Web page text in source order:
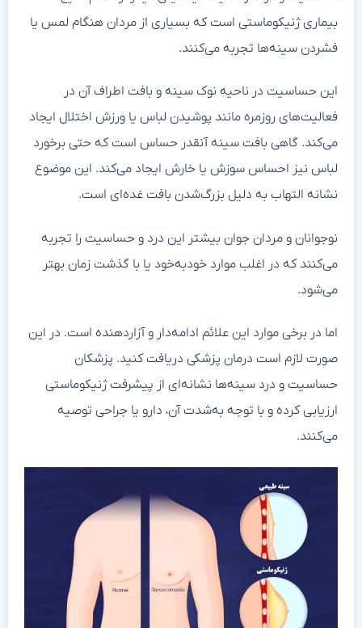
بیماری ژنیکوماستی است که بسیاری از مردان هنگام لمس یا
فشردن سینه‌ها تجربه می‌کنند.
این حساسیت در ناحیه نوک سینه و بافت اطراف آن در
فعالیت‌های روزمره مانند پوشیدن لباس یا ورزش اختلال ایجاد
می‌کند. گاهی بافت سینه آنقدر حساس است که حتی برخورد
لباس نیز احساس سوزش یا خارش ایجاد می‌کند. این موضوع
نشانه‌ التهاب به دلیل بزرگ‌شدن بافت غده‌ای است.
نوجوانان و مردان جوان بیشتر این درد و حساسیت را تجربه
می‌کنند که در اغلب موارد خودبه‌خود یا با گذشت زمان بهتر
می‌شود.
اما در برخی موارد این علائم ادامه‌دار و آزاردهنده است. در این
صورت لازم است درمان پزشکی دریافت کنید. پزشکان
حساسیت و درد سینه‌ها نشانه‌ای از پیشرفت ژنیکوماستی
ارزیابی کرده و با توجه به‌شدت آن، دارو یا جراحی توصیه
می‌کنند.